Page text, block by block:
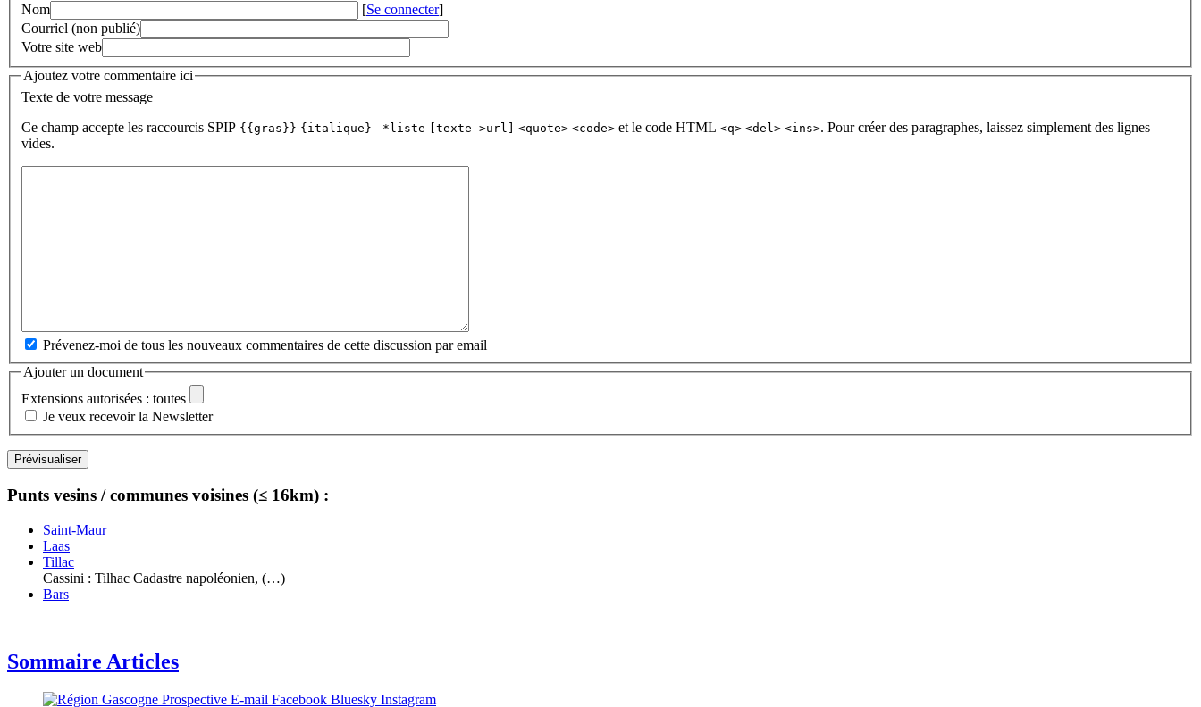
Nom
[Se connecter]
Courriel (non publié)
Votre site web
Ajoutez votre commentaire ici
Texte de votre message
Ce champ accepte les raccourcis SPIP {{gras}} {italique} -*liste [texte->url] <quote> <code> et le code HTML <q> <del> <ins>. Pour créer des paragraphes, laissez simplement des lignes
vides.
Prévenez-moi de tous les nouveaux commentaires de cette discussion par email
Ajouter un document
Extensions autorisées : toutes
Je veux recevoir la Newsletter
Punts vesins / communes voisines (≤ 16km) :
Saint-Maur
Laas
Tillac
Cassini : Tilhac Cadastre napoléonien, (…)
Bars
Sommaire Articles